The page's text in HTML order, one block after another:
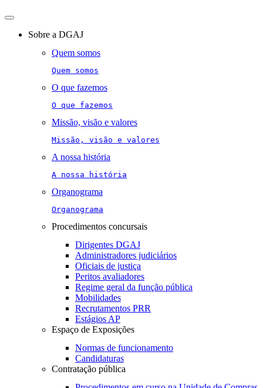
Toggle
navigationSobre a DGAJ
Quem somos
Quem somos
O que fazemos
O que fazemos
Missão, visão e valores
Missão, visão e valores
A nossa história
A nossa história
Organograma
Organograma
Procedimentos concursais
Dirigentes DGAJ
Administradores judiciários
Oficiais de justiça
Peritos avaliadores
Regime geral da função pública
Mobilidades
Recrutamentos PRR
Estágios AP
Espaço de Exposições
Normas de funcionamento
Candidaturas
Contratação pública